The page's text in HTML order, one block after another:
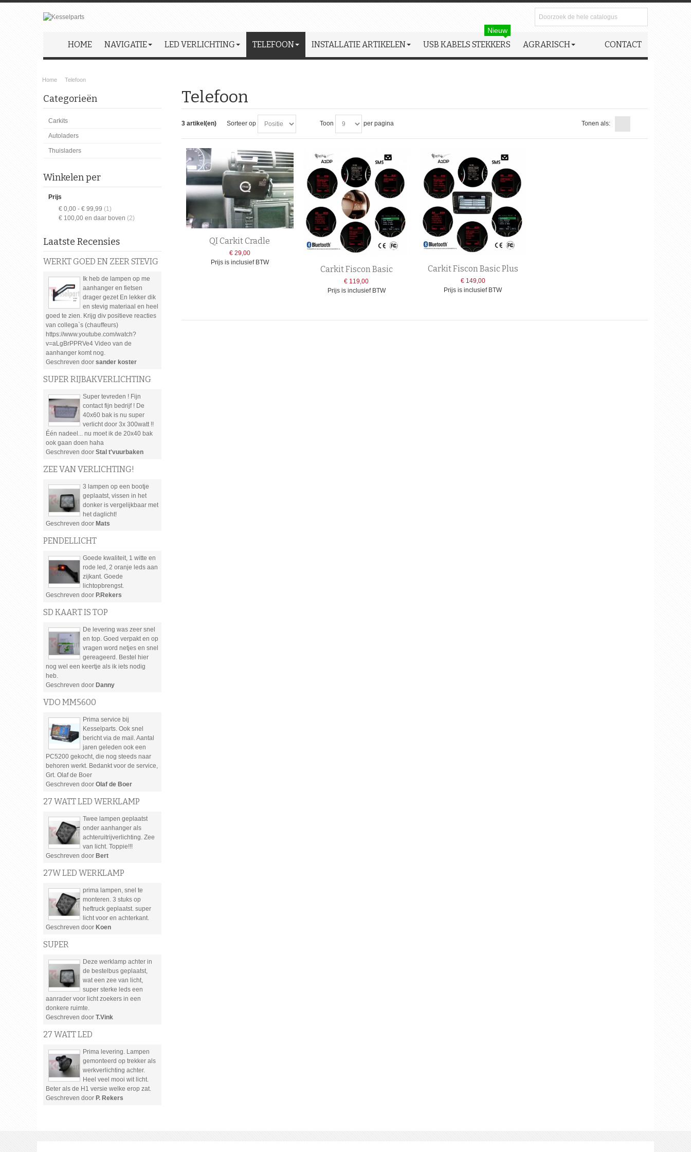
HOME NAVIGATIE LED VERLICHTING TELEFOON INSTALLATIE ARTIKELEN USB KABELS STEKKERS
Nieuw
AGRARISCH CONTACT
Home Telefoon
Telefoon
3 artikel(en) Sorteer op Toon per pagina Tonen als:
QI Carkit Cradle
€ 29,00
Prijs is inclusief BTW
Carkit Fiscon Basic
€ 119,00
Prijs is inclusief BTW
Carkit Fiscon Basic Plus
€ 149,00
Prijs is inclusief BTW
Categorieën
Carkits
Autoladers
Thuisladers
Winkelen per
Prijs
€ 0,00 - € 99,99 (1)
€ 100,00 en daar boven (2)
Laatste Recensies
WERKT GOED EN ZEER STEVIG
Ik heb de lampen op me
aanhanger en fietsen
drager gezet En lekker dik
en stevig materiaal en heel
goed te zien. Krijg div positieve reacties
van collega`s (chauffeurs)
https://www.youtube.com/watch?
v=aLgBrPPRVe4 Video van de
aanhanger komt nog.
Geschreven door sander koster
SUPER RIJBAKVERLICHTING
Super tevreden ! Fijn
contact fijn bedrijf ! De
40x60 bak is nu super
verlicht door 3x 300watt !!
Één nadeel... nu moet ik de 20x40 bak
ook gaan doen haha
Geschreven door Stal t'vuurbaken
ZEE VAN VERLICHTING!
3 lampen op een bootje
geplaatst, vissen in het
donker is vergelijkbaar met
het daglicht!
Geschreven door Mats
PENDELLICHT
Goede kwaliteit, 1 witte en
rode led, 2 oranje leds aan
zijkant. Goede
lichtopbrengst.
Geschreven door P.Rekers
SD KAART IS TOP
De levering was zeer snel
en top. Goed verpakt en op
vragen word netjes en snel
gereageerd. Bestel hier
nog wel een keertje als ik iets nodig
heb.
Geschreven door Danny
VDO MM5600
Prima service bij
Kesselparts. Ook snel
bericht via de mail. Aantal
jaren geleden ook een
PC5200 gekocht, die nog steeds naar
behoren werkt. Bedankt voor de service,
Grt. Olaf de Boer
Geschreven door Olaf de Boer
27 WATT LED WERKLAMP
Twee lampen geplaatst
onder aanhanger als
achteruitrijverlichting. Zee
van licht. Toppie!!!
Geschreven door Bert
27W LED WERKLAMP
prima lampen, snel te
monteren. 3 stuks op
heftruck geplaatst. super
licht voor en achterkant.
Geschreven door Koen
SUPER
Deze werklamp achter in
de bestelbus geplaatst,
wat een zee van licht,
super sterke leds een
aanrader voor licht zoekers in een
donkere ruimte.
Geschreven door T.Vink
27 WATT LED
Prima levering. Lampen
gemonteerd op trekker als
werkverlichting achter.
Heel veel mooi wit licht.
Beter als de H1 versie welke erop zat.
Geschreven door P. Rekers